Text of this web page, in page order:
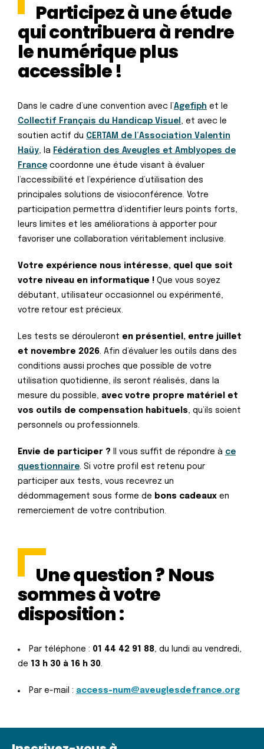
Participez à une étude
qui contribuera à rendre
le numérique plus
accessible !
Dans le cadre d’une convention avec l’Agefiph et le
Collectif Français du Handicap Visuel , et avec le
soutien actif du CERTAM de l’Association Valentin
Haüy, la Fédération des Aveugles et Amblyopes de
France coordonne une étude visant à évaluer
l’accessibilité et l’expérience d’utilisation des
principales solutions de visioconférence. Votre
participation permettra d’identifier leurs points forts,
leurs limites et les améliorations à apporter pour
favoriser une collaboration véritablement inclusive.
Votre expérience nous intéresse, quel que soit
votre niveau en informatique ! Que vous soyez
débutant, utilisateur occasionnel ou expérimenté,
votre retour est précieux.
Les tests se dérouleront en présentiel, entre juillet
et novembre 2026. Afin d’évaluer les outils dans des
conditions aussi proches que possible de votre
utilisation quotidienne, ils seront réalisés, dans la
mesure du possible, avec votre propre matériel et
vos outils de compensation habituels, qu’ils soient
personnels ou professionnels.
Envie de participer ? Il vous suffit de répondre à ce
questionnaire. Si votre profil est retenu pour
participer aux tests, vous recevrez un
dédommagement sous forme de bons cadeaux en
remerciement de votre contribution.
Une question ? Nous
sommes à votre
disposition :
Par téléphone : 01 44 42 91 88, du lundi au vendredi,
de 13 h 30 à 16 h 30.
Par e-mail : access-num@aveuglesdefrance.org